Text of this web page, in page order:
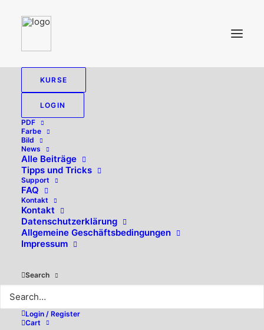
KURSE
LOGIN
PDF
Farbe
Bild
News
Alle Beiträge
Tipps und Tricks
Support
FAQ
Kontakt
Kontakt
Datenschutzerklärung
Allgemeine Geschäftsbedingungen
Impressum
Search
Login / Register
Cart
Hallo, willkommen zurück!